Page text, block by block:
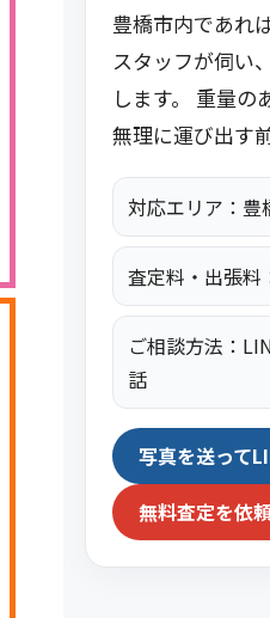
豊橋市内であれ
スタッフが伺い
します。 重量の
無理に運び出す
対応エリア：豊
査定料・出張料
ご相談方法：
話
写真を送って
無料査定を依